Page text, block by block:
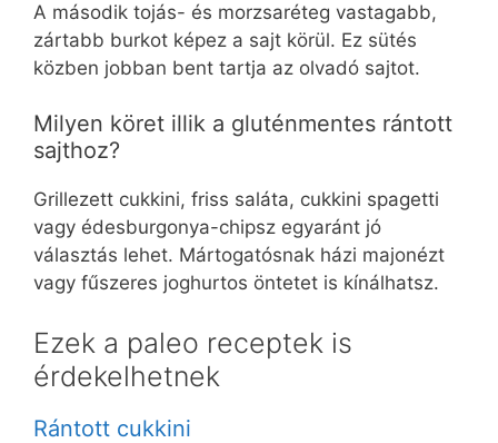
A második tojás- és morzsaréteg vastagabb,
zártabb burkot képez a sajt körül. Ez sütés
közben jobban bent tartja az olvadó sajtot.
Milyen köret illik a gluténmentes rántott
sajthoz?
Grillezett cukkini, friss saláta, cukkini spagetti
vagy édesburgonya-chipsz egyaránt jó
választás lehet. Mártogatósnak házi majonézt
vagy fűszeres joghurtos öntetet is kínálhatsz.
Ezek a paleo receptek is
érdekelhetnek
Rántott cukkini